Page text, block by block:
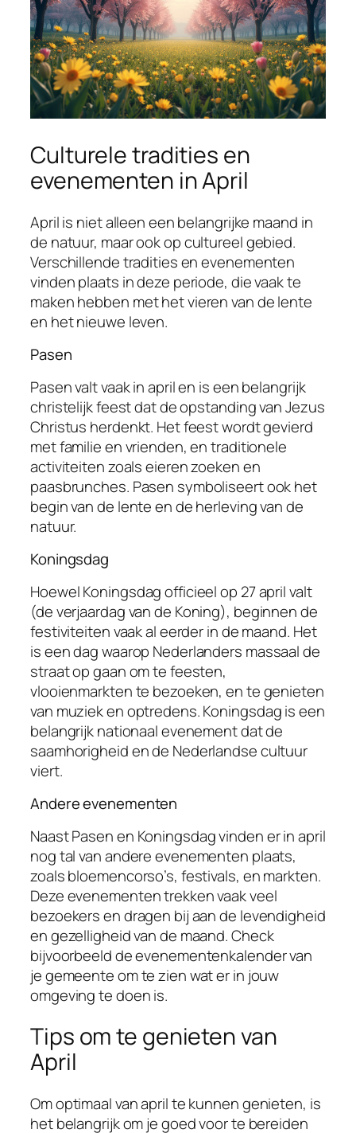
Culturele tradities en
evenementen in April
April is niet alleen een belangrijke maand in
de natuur, maar ook op cultureel gebied.
Verschillende tradities en evenementen
vinden plaats in deze periode, die vaak te
maken hebben met het vieren van de lente
en het nieuwe leven.
Pasen
Pasen valt vaak in april en is een belangrijk
christelijk feest dat de opstanding van Jezus
Christus herdenkt. Het feest wordt gevierd
met familie en vrienden, en traditionele
activiteiten zoals eieren zoeken en
paasbrunches. Pasen symboliseert ook het
begin van de lente en de herleving van de
natuur.
Koningsdag
Hoewel Koningsdag officieel op 27 april valt
(de verjaardag van de Koning), beginnen de
festiviteiten vaak al eerder in de maand. Het
is een dag waarop Nederlanders massaal de
straat op gaan om te feesten,
vlooienmarkten te bezoeken, en te genieten
van muziek en optredens. Koningsdag is een
belangrijk nationaal evenement dat de
saamhorigheid en de Nederlandse cultuur
viert.
Andere evenementen
Naast Pasen en Koningsdag vinden er in april
nog tal van andere evenementen plaats,
zoals bloemencorso’s, festivals, en markten.
Deze evenementen trekken vaak veel
bezoekers en dragen bij aan de levendigheid
en gezelligheid van de maand. Check
bijvoorbeeld de evenementenkalender van
je gemeente om te zien wat er in jouw
omgeving te doen is.
Tips om te genieten van
April
Om optimaal van april te kunnen genieten, is
het belangrijk om je goed voor te bereiden